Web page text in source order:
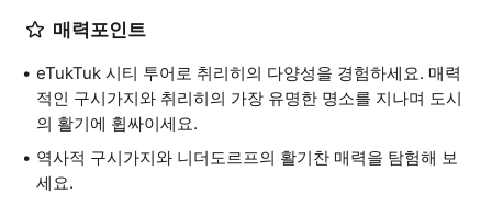
매력포인트
eTukTuk 시티 투어로 취리히의 다양성을 경험하세요. 매력
적인 구시가지와 취리히의 가장 유명한 명소를 지나며 도시
의 활기에 휩싸이세요.
역사적 구시가지와 니더도르프의 활기찬 매력을 탐험해 보
세요.